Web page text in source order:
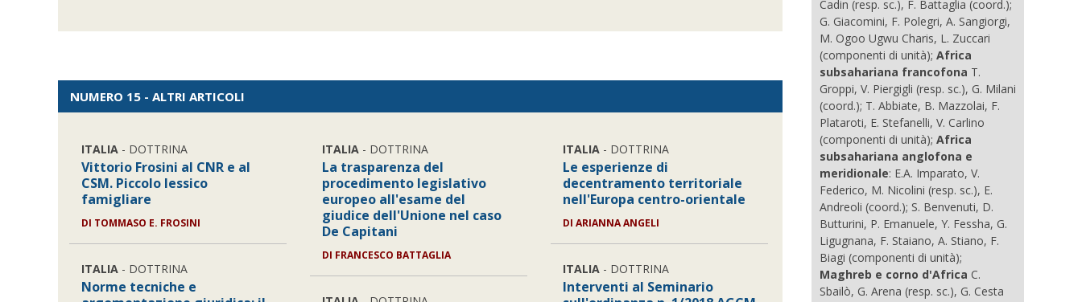
NUMERO 15 - ALTRI ARTICOLI
ITALIA - DOTTRINA
Vittorio Frosini al CNR e al
CSM. Piccolo lessico
famigliare
DI TOMMASO E. FROSINI
ITALIA - DOTTRINA
Norme tecniche e
ITALIA - DOTTRINA
La trasparenza del
procedimento legislativo
europeo all'esame del
giudice dell'Unione nel caso
De Capitani
DI FRANCESCO BATTAGLIA
ITALIA- DOTTRINA
Le esperienze di
decentramento territoriale
nell'Europa centro-orientale
DI ARIANNA ANGELI
ITALIA- DOTTRINA
Interventi al Seminario
Cadin (resp. sc.), F. Battaglia (coord.);
G. Giacomini, F. Polegri, A. Sangiorgi,
M. Ogoo Ugwu Charis, L. Zuccari
(componenti di unità); Africa
subsahariana francofona T.
Groppi, V. Piergigli (resp. sc.), G. Milani
(coord.); T. Abbiate, B. Mazzolai, F.
Plataroti, E. Stefanelli, V. Carlino
(componenti di unità); Africa
subsahariana anglofona e
meridionale: E.A. Imparato, V.
Federico, M. Nicolini (resp. sc.), E.
Andreoli (coord.); S. Benvenuti, D.
Butturini, P. Emanuele, Y. Fessha, G.
Ligugnana, F. Staiano, A. Stiano, F.
Biagi (componenti di unità);
Maghreb e corno d'Africa C.
Sbailò, G. Arena (resp. sc.), G. Cesta